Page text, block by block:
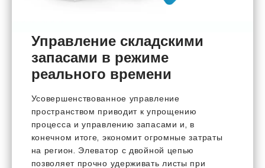
Управление складскими
запасами в режиме
реального времени
Усовершенствованное управление
пространством приводит к упрощению
процесса и управлению запасами и, в
конечном итоге, экономит огромные затраты
на регион. Элеватор с двойной цепью
позволяет прочно удерживать листы при